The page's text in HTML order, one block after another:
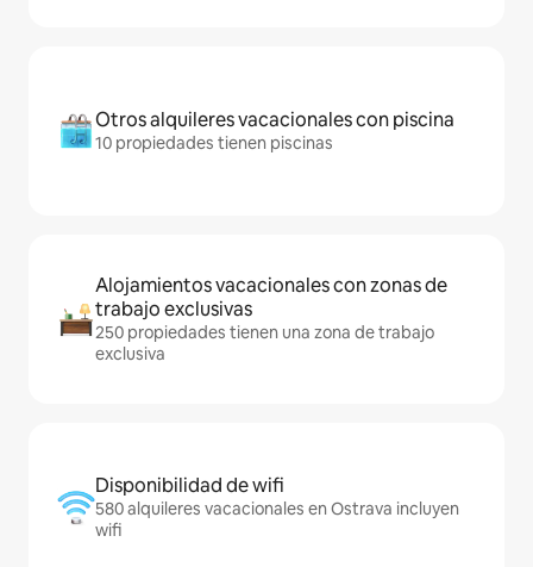
Otros alquileres vacacionales con piscina
10 propiedades tienen piscinas
Alojamientos vacacionales con zonas de
trabajo exclusivas
250 propiedades tienen una zona de trabajo
exclusiva
Disponibilidad de wifi
580 alquileres vacacionales en Ostrava incluyen
wifi